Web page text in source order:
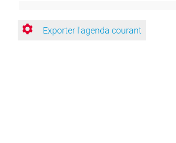
Exporter l'agenda courant